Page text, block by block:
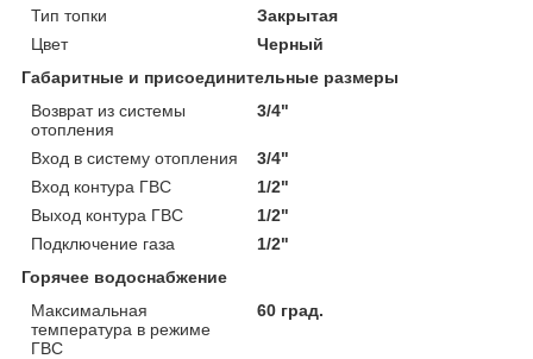
Тип топки
Закрытая
Цвет
Черный
Габаритные и присоединительные размеры
Возврат из системы
отопления
3/4"
Вход в систему отопления
3/4"
Вход контура ГВС
1/2"
Выход контура ГВС
1/2"
Подключение газа
1/2"
Горячее водоснабжение
Максимальная
температура в режиме
ГВС
60 град.